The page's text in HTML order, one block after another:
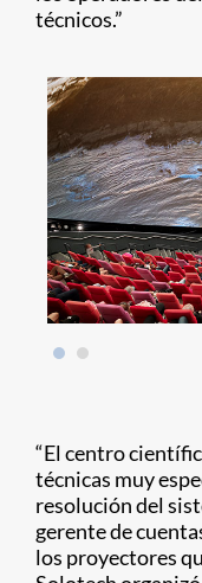
técnicos.”
“El centro
técnicas muy
resolución del
gerente de
los proyectores